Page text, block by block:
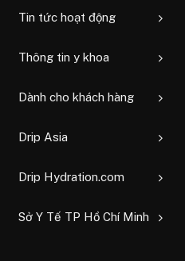
Tin tức hoạt động
Thông tin y khoa
Dành cho khách hàng
Drip Asia
Drip Hydration.com
Sở Y Tế TP Hồ Chí Minh